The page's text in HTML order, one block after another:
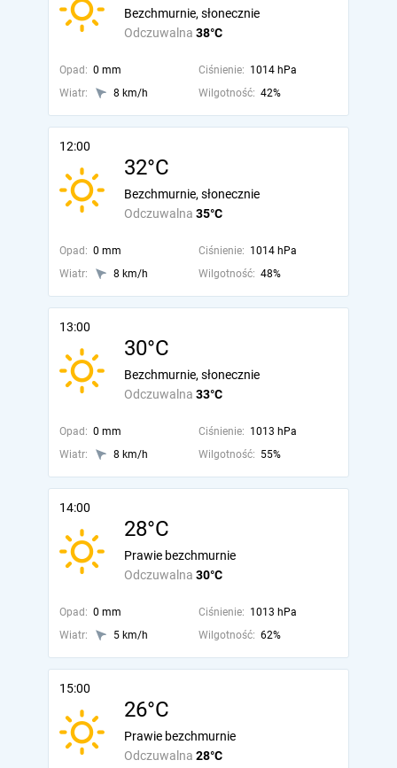
Odczuwalna 38°C
Bezchmurnie, słonecznie
Opad: 0 mm Ciśnienie: 1014 hPa
Wiatr:
8 km/h Wilgotność: 42%
12:00
32°C
Odczuwalna 35°C
Bezchmurnie, słonecznie
Opad: 0 mm Ciśnienie: 1014 hPa
Wiatr:
8 km/h Wilgotność: 48%
13:00
30°C
Odczuwalna 33°C
Bezchmurnie, słonecznie
Opad: 0 mm Ciśnienie: 1013 hPa
Wiatr:
8 km/h Wilgotność: 55%
14:00
28°C
Odczuwalna 30°C
Prawie bezchmurnie
Opad: 0 mm Ciśnienie: 1013 hPa
Wiatr:
5 km/h Wilgotność: 62%
15:00
26°C
Odczuwalna 28°C
Prawie bezchmurnie